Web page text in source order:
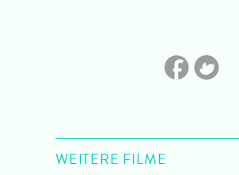
WEITERE FILME